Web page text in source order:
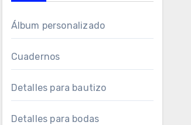
Álbum personalizado
Cuadernos
Detalles para bautizo
Detalles para bodas